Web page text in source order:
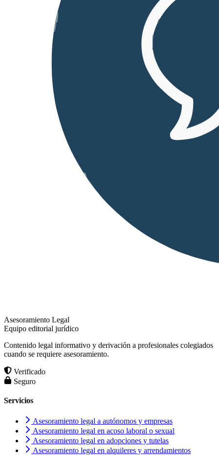
Asesoramiento Legal
Equipo editorial jurídico
Contenido legal informativo y derivación a profesionales colegiados
cuando se requiere asesoramiento.
Verificado
Seguro
Servicios
Asesoramiento legal a autónomos y empresas
Asesoramiento legal en acoso laboral o sexual
Asesoramiento legal en adopciones y tutelas
Asesoramiento legal en alquileres y arrendamientos